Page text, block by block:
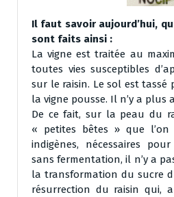
Il faut savoir aujourd’hui,
sont faits ainsi :
La vigne est traitée au
toutes vies susceptibles
sur le raisin. Le sol est tassé
la vigne pousse. Il n’y a plus
De ce fait, sur la peau du
« petites bêtes » que l’on
indigènes, nécessaires
sans fermentation, il n’y a
la transformation du sucre
résurrection du raisin qui,